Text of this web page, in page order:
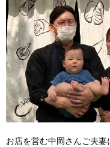
お店を営む中岡さんご夫妻